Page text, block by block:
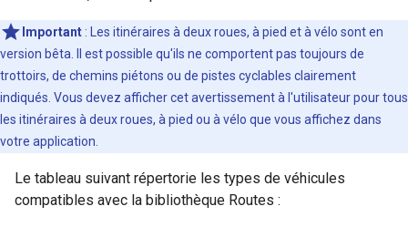
Important : Les itinéraires à deux roues, à pied et à vélo sont en
version bêta. Il est possible qu'ils ne comportent pas toujours de
trottoirs, de chemins piétons ou de pistes cyclables clairement
indiqués. Vous devez afficher cet avertissement à l'utilisateur pour tous
les itinéraires à deux roues, à pied ou à vélo que vous affichez dans
votre application.
Le tableau suivant répertorie les types de véhicules
compatibles avec la bibliothèque Routes :